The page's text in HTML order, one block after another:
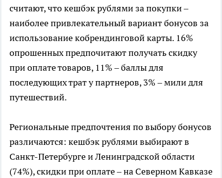
считают, что кешбэк рублями за покупки –
наиболее привлекательный вариант бонусов за
использование кобрендинговой карты. 16%
опрошенных предпочитают получать скидку
при оплате товаров, 11% – баллы для
последующих трат у партнеров, 3% – мили для
путешествий.
Региональные предпочтения по выбору бонусов
различаются: кешбэк рублями выбирают в
Санкт-Петербурге и Ленинградской области
(74%), скидки при оплате – на Северном Кавказе